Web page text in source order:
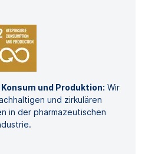
und Produktion: Wir
und zirkulären
in der pharmazeutischen